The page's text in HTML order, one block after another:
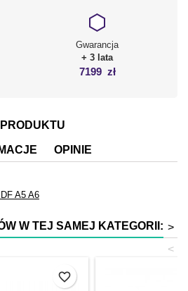
Gwarancja
+ 3 lata
7199 zł
OPINIE
A5 A6
W TEJ SAMEJ KATEGORII: >
<
favorite_border